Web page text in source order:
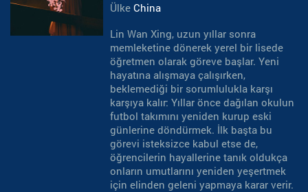
Ülke China
Lin Wan Xing, uzun yıllar sonra
memleketine dönerek yerel bir lisede
öğretmen olarak göreve başlar. Yeni
hayatına alışmaya çalışırken,
beklemediği bir sorumlulukla karşı
karşıya kalır: Yıllar önce dağılan okulun
futbol takımını yeniden kurup eski
günlerine döndürmek. İlk başta bu
görevi isteksizce kabul etse de,
öğrencilerin hayallerine tanık oldukça
onların umutlarını yeniden yeşertmek
için elinden geleni yapmaya karar verir.